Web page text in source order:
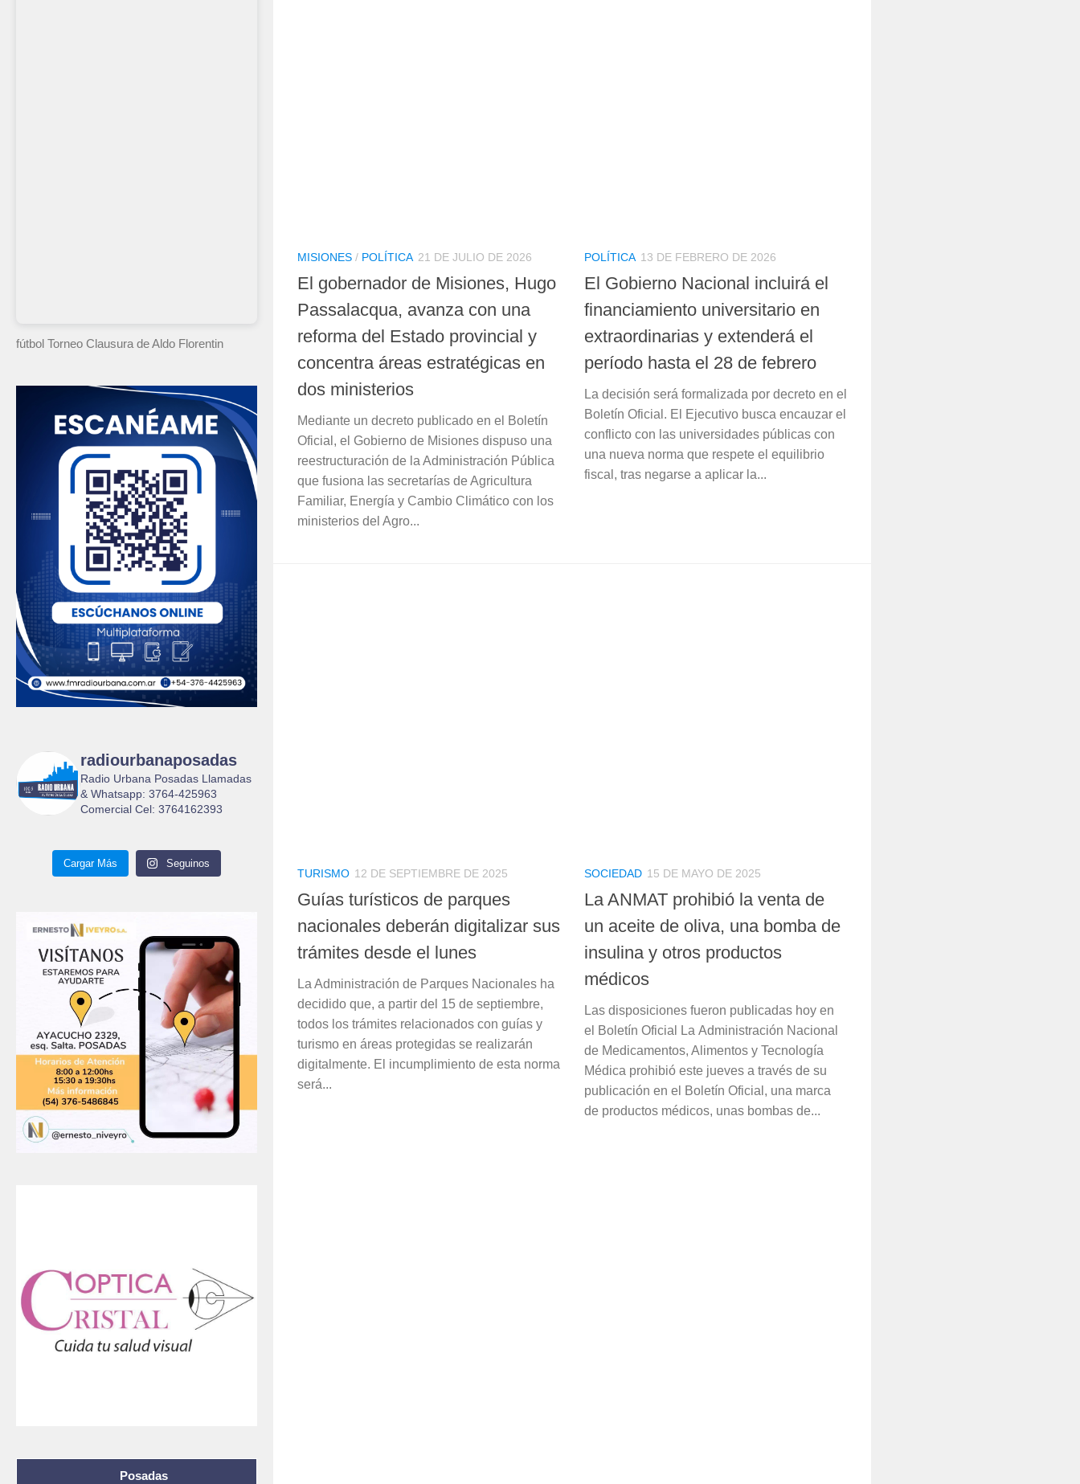
MISIONES / POLÍTICA 21 DE JULIO DE 2026
El gobernador de Misiones, Hugo
Passalacqua, avanza con una
reforma del Estado provincial y
concentra áreas estratégicas en
dos ministerios
Mediante un decreto publicado en el Boletín
Oficial, el Gobierno de Misiones dispuso una
reestructuración de la Administración Pública
que fusiona las secretarías de Agricultura
Familiar, Energía y Cambio Climático con los
ministerios del Agro...
POLÍTICA 13 DE FEBRERO DE 2026
El Gobierno Nacional incluirá el
financiamiento universitario en
extraordinarias y extenderá el
período hasta el 28 de febrero
La decisión será formalizada por decreto en el
Boletín Oficial. El Ejecutivo busca encauzar el
conflicto con las universidades públicas con
una nueva norma que respete el equilibrio
fiscal, tras negarse a aplicar la...
TURISMO 12 DE SEPTIEMBRE DE 2025
Guías turísticos de parques
nacionales deberán digitalizar sus
trámites desde el lunes
La Administración de Parques Nacionales ha
decidido que, a partir del 15 de septiembre,
todos los trámites relacionados con guías y
turismo en áreas protegidas se realizarán
digitalmente. El incumplimiento de esta norma
será...
SOCIEDAD 15 DE MAYO DE 2025
La ANMAT prohibió la venta de
un aceite de oliva, una bomba de
insulina y otros productos
médicos
Las disposiciones fueron publicadas hoy en
el Boletín Oficial La Administración Nacional
de Medicamentos, Alimentos y Tecnología
Médica prohibió este jueves a través de su
publicación en el Boletín Oficial, una marca
de productos médicos, unas bombas de...
fútbol Torneo Clausurade Aldo Florentin
radiourbanaposadas
Radio Urbana Posadas Llamadas
& Whatsapp: 3764-425963
Comercial Cel: 3764162393
Cargar Más Seguinos
Posadas